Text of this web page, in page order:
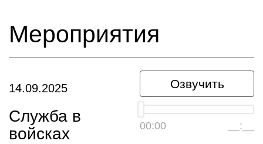
Мероприятия
Озвучить
00:00 __:__
14.09.2025
Служба в
войсках